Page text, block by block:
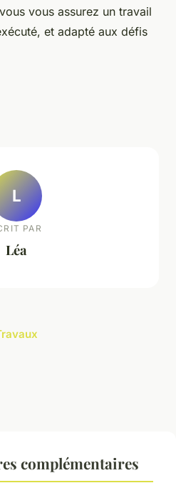
vous assurez un travail
et adapté aux défis
L
PAR
Léa
complémentaires